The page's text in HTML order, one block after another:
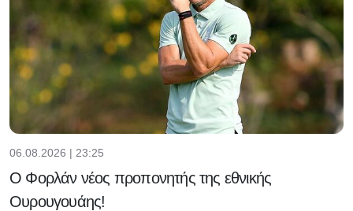
06.08.2026 | 23:25
Ο Φορλάν νέος προπονητής της εθνικής
Ουρουγουάης!